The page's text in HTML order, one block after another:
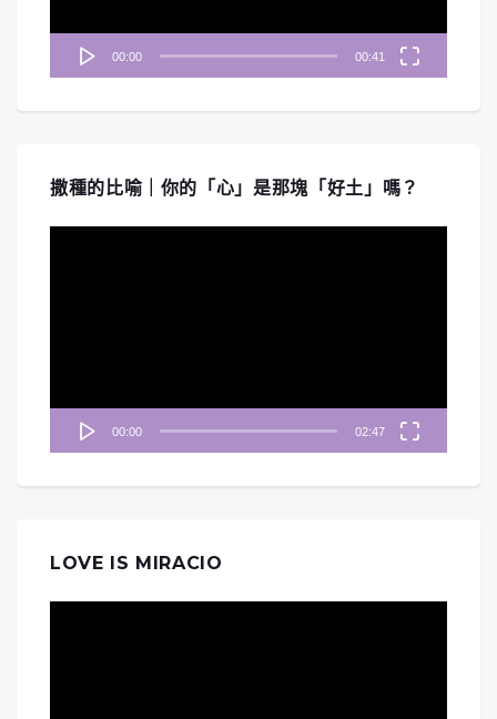
00:00 00:41
撒種的比喻｜你的「心」是那塊「好土」嗎？
00:00 02:47
LOVE IS MIRACIO